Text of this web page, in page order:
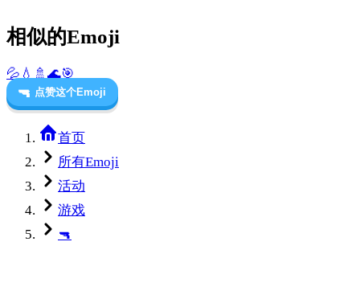
相似的Emoji
💦 💧 🚿 🌊🎯
🔫 点赞这个Emoji
首页
所有Emoji
活动
游戏
🔫